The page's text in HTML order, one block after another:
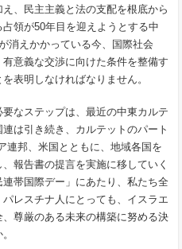
、民主主義と法の支配を根底から
領が50年目を迎えようとする中
消えかかっている今、国際社会
意義な交渉に向けた条件を整備す
表明しなければなりません。
なステップは、最近の中東カルテ
は引き続き、カルテットのパート
連邦、米国とともに、地域各国を
報告書の提言を実施に移していく
帯国際デー」にあたり、私たち全
レスチナ人にとっても、イスラエ
尊厳のある未来の構築に努める決